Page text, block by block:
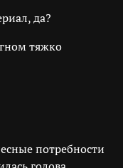
да?
тяжко
потребности